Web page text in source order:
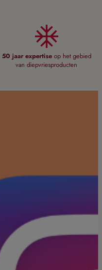
50 jaar expertiseop het gebied
van diepvriesproducten